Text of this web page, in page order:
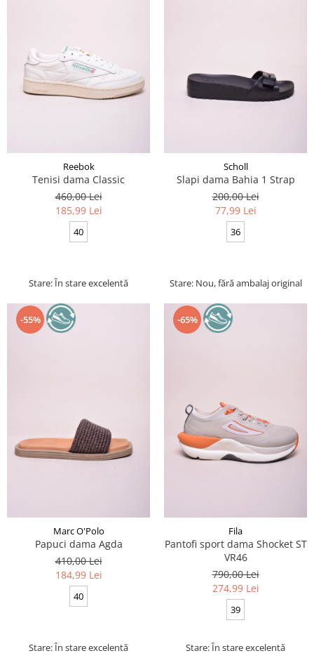
Reebok
Tenisi dama Classic
460,00 Lei
185,99 Lei
40
Stare: În stare excelentă
Scholl
Slapi dama Bahia 1 Strap
200,00 Lei
77,99 Lei
36
Stare: Nou, fără ambalaj original
-55%
Marc O'Polo
Papuci dama Agda
410,00 Lei
184,99 Lei
40
Stare: În stare excelentă
-65%
Fila
Pantofi sport dama Shocket ST
VR46
790,00 Lei
274,99 Lei
39
Stare: În stare excelentă